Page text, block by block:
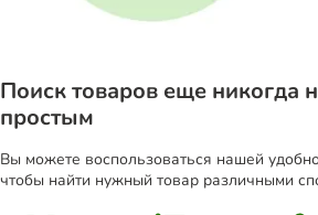
Поиск товаров еще никогда
простым
Вы можете воспользоваться нашей
чтобы найти нужный товар различными